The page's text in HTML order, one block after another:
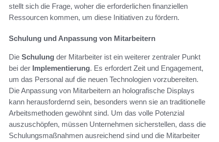
stellt sich die Frage, woher die erforderlichen finanziellen
Ressourcen kommen, um diese Initiativen zu fördern.
Schulung und Anpassung von Mitarbeitern
Die Schulung der Mitarbeiter ist ein weiterer zentraler Punkt
bei der Implementierung. Es erfordert Zeit und Engagement,
um das Personal auf die neuen Technologien vorzubereiten.
Die Anpassung von Mitarbeitern an holografische Displays
kann herausfordernd sein, besonders wenn sie an traditionelle
Arbeitsmethoden gewöhnt sind. Um das volle Potenzial
auszuschöpfen, müssen Unternehmen sicherstellen, dass die
Schulungsmaßnahmen ausreichend sind und die Mitarbeiter